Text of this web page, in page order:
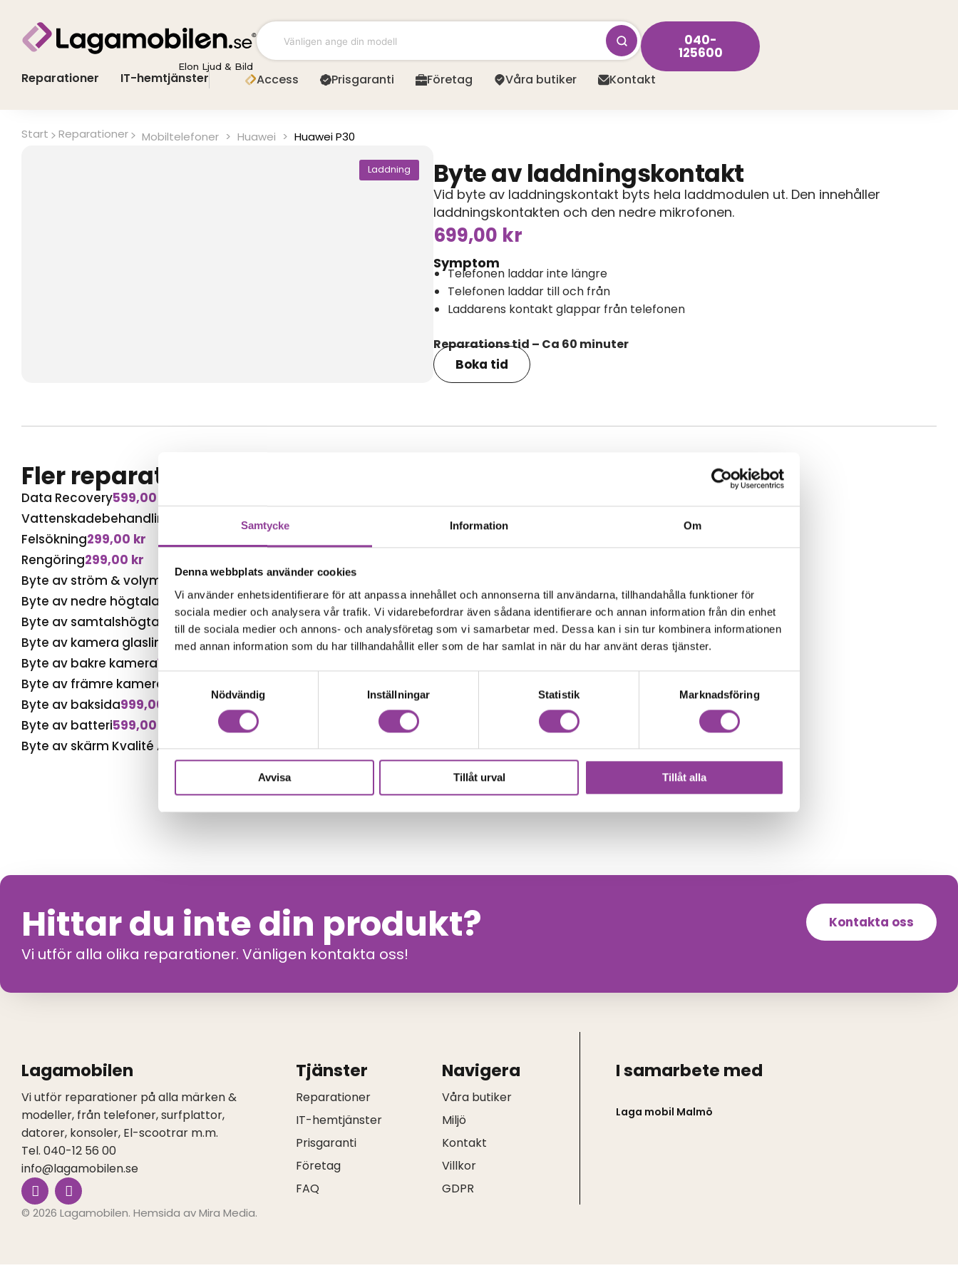
Samtycke Information Om
Denna webbplats använder cookies
Vi använder enhetsidentifierare för att anpassa innehållet och annonserna till användarna, tillhandahålla funktioner för
sociala medier och analysera vår trafik. Vi vidarebefordrar även sådana identifierare och annan information från din enhet
till de sociala medier och annons- och analysföretag som vi samarbetar med. Dessa kan i sin tur kombinera informationen
med annan information som du har tillhandahållit eller som de har samlat in när du har använt deras tjänster.
Nödvändig
Inställningar Statistik Marknadsföring
Avvisa Tillåt urval Tillåt alla
innehåll
Elon Ljud & Bild
040-
125600
Reparationer IT-hemtjänster Access Prisgaranti Företag Våra butiker Kontakt
Start Reparationer Mobiltelefoner > Huawei > Huawei P30
Laddning Byte av laddningskontakt
Vid byte av laddningskontakt byts hela laddmodulen ut. Den innehåller
laddningskontakten och den nedre mikrofonen.
699,00 kr
Symptom
Telefonen laddar inte längre
Telefonen laddar till och från
Laddarens kontakt glappar från telefonen
Reparations tid – Ca 60 minuter
Boka tid
Fler reparationer för samma modell
Data Recovery599,00
Vattenskadebehandling
Felsökning299,00 kr
Rengöring299,00 kr
Byte av ström & volym
499,00kr
Byte av nedre högtalare
599,00kr
Byte av samtalshögtalare499,00kr
Byte av kamera glaslins
499,00kr
Byte av bakre kamera1 699,00
Byte av främre kamera
Byte av baksida999,00
Byte av batteri599,00
Byte av skärm Kvalité A (Original Display)1 499,00kr
Hittar du inte din produkt?
Vi utför alla olika reparationer. Vänligen kontakta oss!
Kontakta oss
Lagamobilen
Vi utför reparationer på alla märken &
modeller, från telefoner, surfplattor,
datorer, konsoler, El-scootrar m.m.
Tel. 040-12 56 00
info@lagamobilen.se
I
n
s
r
F
a
c
e
o
Tjänster
Reparationer
IT-hemtjänster
Prisgaranti
Företag
FAQ
Navigera
Våra butiker
Miljö
Kontakt
Villkor
GDPR
I samarbete med
Laga mobil Malmö
© 2026 Lagamobilen. Hemsida avMira Media.